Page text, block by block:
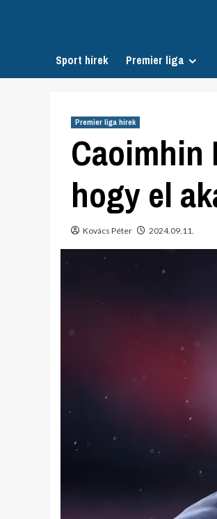
Sport hírek Premier liga
Premier liga hírek
Caoimhin
hogy el
Kovács Péter 2024.09.11.